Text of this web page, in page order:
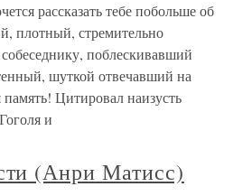
рассказать тебе побольше об
плотный, стремительно
поблескивавший
шуткой отвечавший на
Цитировал наизусть
и
(Анри Матисс)